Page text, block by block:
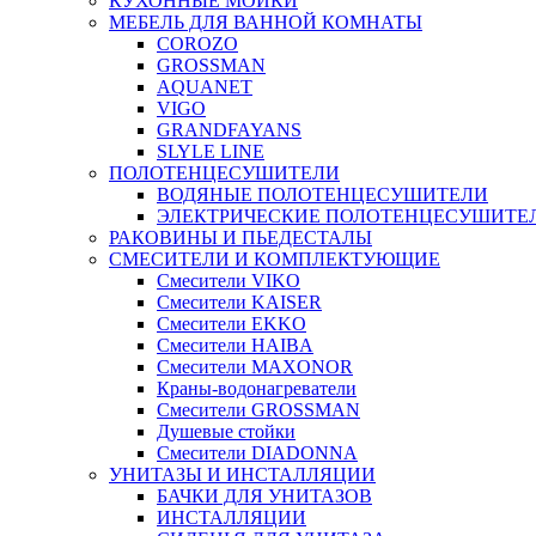
МЕБЕЛЬ ДЛЯ ВАННОЙ КОМНАТЫ
COROZO
GROSSMAN
AQUANET
VIGO
GRANDFAYANS
SLYLE LINE
ПОЛОТЕНЦЕСУШИТЕЛИ
ВОДЯНЫЕ ПОЛОТЕНЦЕСУШИТЕЛИ
ЭЛЕКТРИЧЕСКИЕ
РАКОВИНЫ И ПЬЕДЕСТАЛЫ
СМЕСИТЕЛИ И КОМПЛЕКТУЮЩИЕ
Смесители VIKO
Смесители KAISER
Смесители EKKO
Смесители HAIBA
Смесители MAXONOR
Краны-водонагреватели
Смесители GROSSMAN
Душевые стойки
Смесители DIADONNA
УНИТАЗЫ И ИНСТАЛЛЯЦИИ
БАЧКИ ДЛЯ УНИТАЗОВ
ИНСТАЛЛЯЦИИ